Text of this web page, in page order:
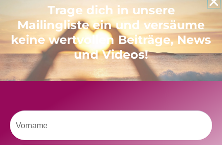
Trage dich in unsere
Mailingliste ein und versäume
keine wertvollen Beiträge, News
und Videos!
Vorname